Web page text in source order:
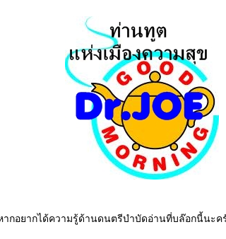
ากอยากได้ความรู้ด้านดนตรีบำบัดอ่านที่บล๊อกนี้นะค